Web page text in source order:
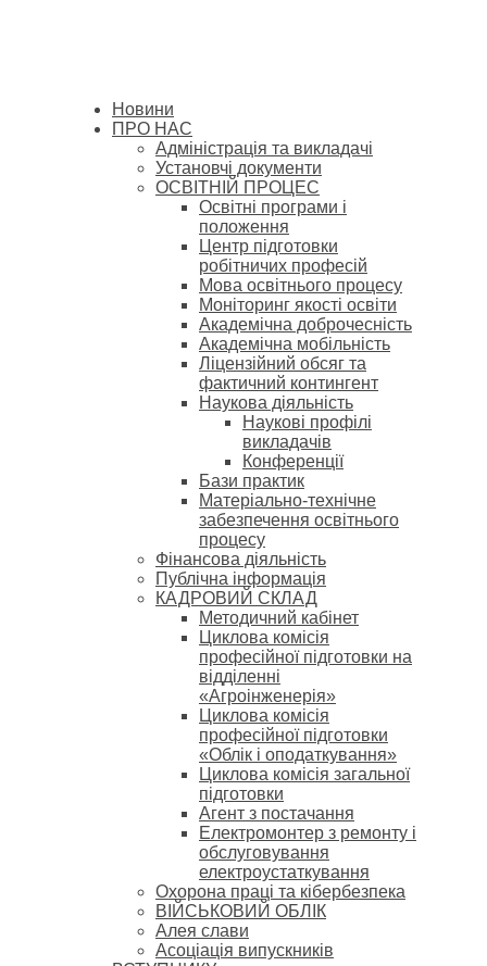
Новини
ПРО НАС
Адміністрація та викладачі
Установчі документи
ОСВІТНІЙ ПРОЦЕС
Освітні програми і
положення
Центр підготовки
робітничих професій
Мова освітнього процесу
Моніторинг якості освіти
Академічна доброчесність
Академічна мобільність
Ліцензійний обсяг та
фактичний контингент
Наукова діяльність
Наукові профілі
викладачів
Конференції
Бази практик
Матеріально-технічне
забезпечення освітнього
процесу
Фінансова діяльність
Публічна інформація
КАДРОВИЙ СКЛАД
Методичний кабінет
Циклова комісія
професійної підготовки на
відділенні
«Агроінженерія»
Циклова комісія
професійної підготовки
«Облік і оподаткування»
Циклова комісія загальної
підготовки
Агент з постачання
Електромонтер з ремонту і
обслуговування
електроустаткування
Охорона праці та кібербезпека
ВІЙСЬКОВИЙ ОБЛІК
Алея слави
Асоціація випускників